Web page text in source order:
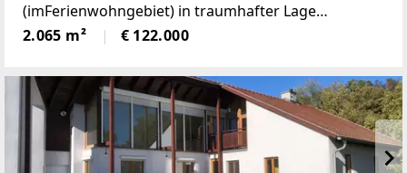
(imFerienwohngebiet) in traumhafter Lage
angeboten! Die beiden Grundstücke haben
inSumme 2.065m² (€59/ m²), sind süd-westlich
1100
2.065 m² € 122.000